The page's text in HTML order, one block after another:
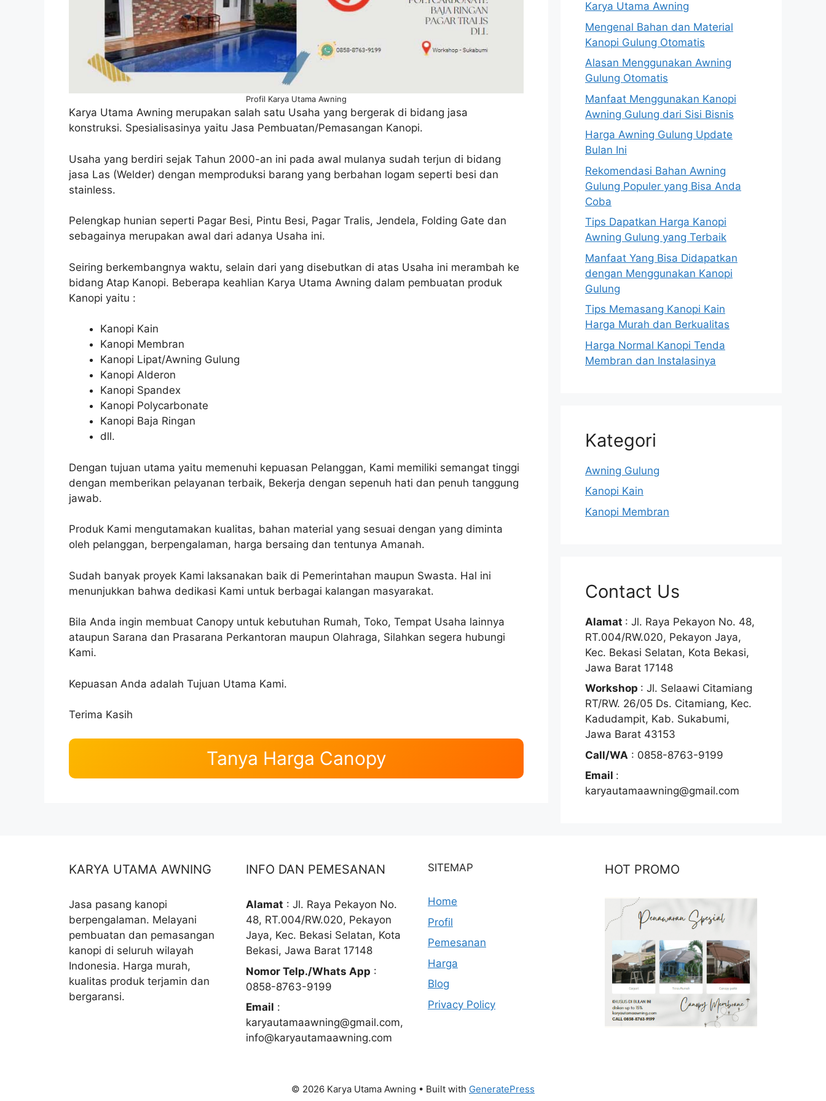
Profil Karya Utama Awning
Karya Utama Awning merupakan salah satu Usaha yang bergerak di bidang jasa
konstruksi. Spesialisasinya yaitu Jasa Pembuatan/Pemasangan Kanopi.
Usaha yang berdiri sejak Tahun 2000-an ini pada awal mulanya sudah terjun di bidang
jasa Las (Welder) dengan memproduksi barang yang berbahan logam seperti besi dan
stainless.
Pelengkap hunian seperti Pagar Besi, Pintu Besi, Pagar Tralis, Jendela, Folding Gate dan
sebagainya merupakan awal dari adanya Usaha ini.
Seiring berkembangnya waktu, selain dari yang disebutkan di atas Usaha ini merambah ke
bidang Atap Kanopi. Beberapa keahlian Karya Utama Awning dalam pembuatan produk
Kanopi yaitu :
Kanopi Kain
Kanopi Membran
Kanopi Lipat/Awning Gulung
Kanopi Alderon
Kanopi Spandex
Kanopi Polycarbonate
Kanopi Baja Ringan
dll.
Dengan tujuan utama yaitu memenuhi kepuasan Pelanggan, Kami memiliki semangat tinggi
dengan memberikan pelayanan terbaik, Bekerja dengan sepenuh hati dan penuh tanggung
jawab.
Produk Kami mengutamakan kualitas, bahan material yang sesuai dengan yang diminta
oleh pelanggan, berpengalaman, harga bersaing dan tentunya Amanah.
Sudah banyak proyek Kami laksanakan baik di Pemerintahan maupun Swasta. Hal ini
menunjukkan bahwa dedikasi Kami untuk berbagai kalangan masyarakat.
Bila Anda ingin membuat Canopy untuk kebutuhan Rumah, Toko, Tempat Usaha lainnya
ataupun Sarana dan Prasarana Perkantoran maupun Olahraga, Silahkan segera hubungi
Kami.
Kepuasan Anda adalah Tujuan Utama Kami.
Terima Kasih
Tanya Harga Canopy
Karya Utama Awning
Mengenal Bahan dan Material
Kanopi Gulung Otomatis
Alasan Menggunakan Awning
Gulung Otomatis
Manfaat Menggunakan Kanopi
Awning Gulung dari Sisi Bisnis
Harga Awning Gulung Update
Bulan Ini
Rekomendasi Bahan Awning
Gulung Populer yang Bisa Anda
Coba
Tips Dapatkan Harga Kanopi
Awning Gulung yang Terbaik
Manfaat Yang Bisa Didapatkan
dengan Menggunakan Kanopi
Gulung
Tips Memasang Kanopi Kain
Harga Murah dan Berkualitas
Harga Normal Kanopi Tenda
Membran dan Instalasinya
Kategori
Awning Gulung
Kanopi Kain
Kanopi Membran
Contact Us
Alamat : Jl. Raya Pekayon No. 48,
RT.004/RW.020, Pekayon Jaya,
Kec. Bekasi Selatan, Kota Bekasi,
Jawa Barat 17148
Workshop : Jl. Selaawi Citamiang
RT/RW. 26/05 Ds. Citamiang, Kec.
Kadudampit, Kab. Sukabumi,
Jawa Barat 43153
Call/WA : 0858-8763-9199
Email :
karyautamaawning@gmail.com
KARYA UTAMA AWNING
Jasa pasang kanopi
berpengalaman. Melayani
pembuatan dan pemasangan
kanopi di seluruh wilayah
Indonesia. Harga murah,
kualitas produk terjamin dan
bergaransi.
INFO DAN PEMESANAN
Alamat : Jl. Raya Pekayon No.
48, RT.004/RW.020, Pekayon
Jaya, Kec. Bekasi Selatan, Kota
Bekasi, Jawa Barat 17148
Nomor Telp./Whats App :
0858-8763-9199
Email :
karyautamaawning@gmail.com,
info@karyautamaawning.com
SITEMAP
Home
Profil
Pemesanan
Harga
Blog
Privacy Policy
HOT PROMO
© 2026 Karya Utama Awning • Built with GeneratePress